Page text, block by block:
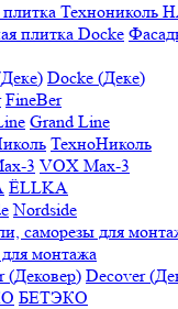
плитка Технониколь
Docke (Деке)
FineBer
Grand Line
ТехноНиколь
VOX Max-3
ЁLLKA
Nordside
монтажа
Decover
БЕТЭКО